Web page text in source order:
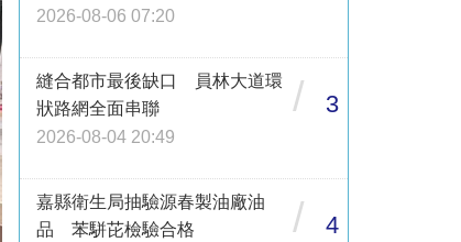
2026-08-06 07:20
縫合都市最後缺口 員林大道環
狀路網全面串聯
2026-08-04 20:49
/ 3
嘉縣衛生局抽驗源春製油廠油
品 苯駢芘檢驗合格
/ 4